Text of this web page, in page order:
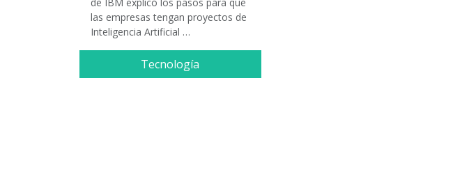
las empresas tengan proyectos de
Inteligencia Artificial …
Tecnología